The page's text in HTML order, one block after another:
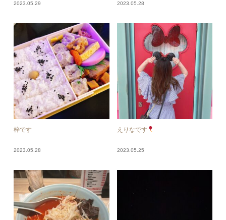
2023.05.29 2023.05.28
梓です
2023.05.28
えりなです
2023.05.25